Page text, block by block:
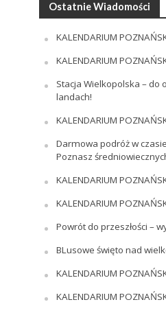
Ostatnie Wiadomości
KALENDARIUM
KALENDARIUM
Stacja Wielkopolska – do
landach!
KALENDARIUM
Darmowa podróż w
Poznasz
KALENDARIUM
KALENDARIUM
Powrót do przeszłości –
BLusowe święto nad
KALENDARIUM
KALENDARIUM